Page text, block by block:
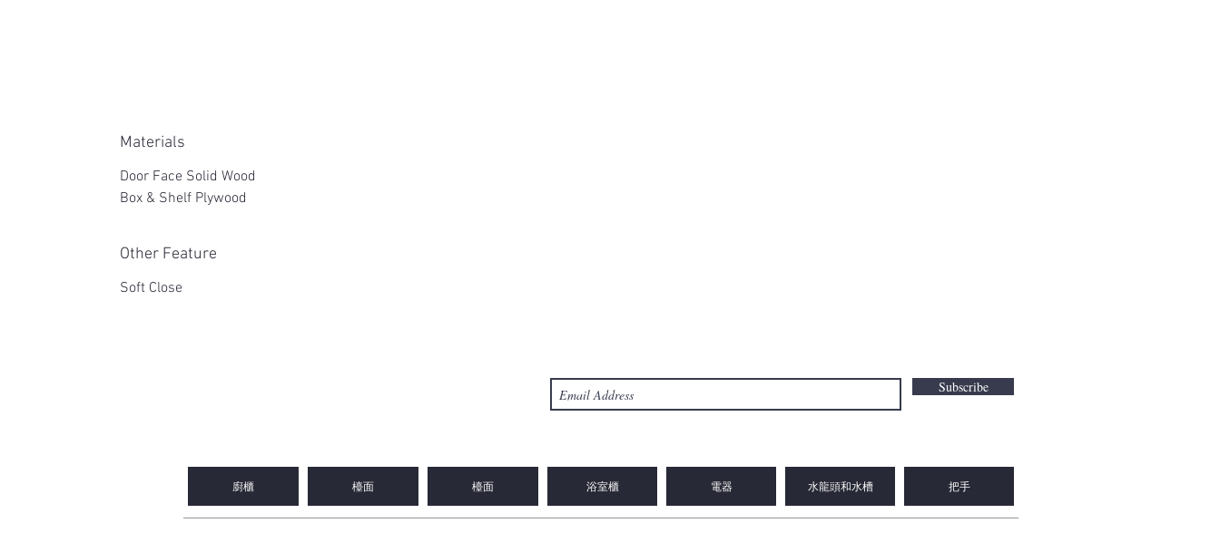
Materials
Door Face Solid Wood
Box & Shelf Plywood
Other Feature
Soft Close
Subscribe
廚櫃 檯面 檯面 浴室櫃 電器 水龍頭和水槽 把手